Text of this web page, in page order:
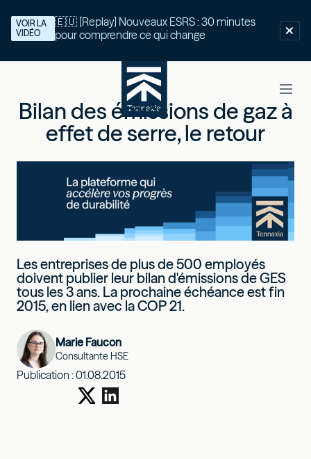
🇪🇺 [Replay] Nouveaux ESRS : 30 minutes
pour comprendre ce qui change
VOIR LA
VIDÉO
Bilan des émissions de gaz à
effet de serre, le retour
Les entreprises de plus de 500 employés
doivent publier leur bilan d'émissions de GES
tous les 3 ans. La prochaine échéance est fin
2015, en lien avec la COP 21.
Marie Faucon
Consultante HSE
Publication :01.08.2015